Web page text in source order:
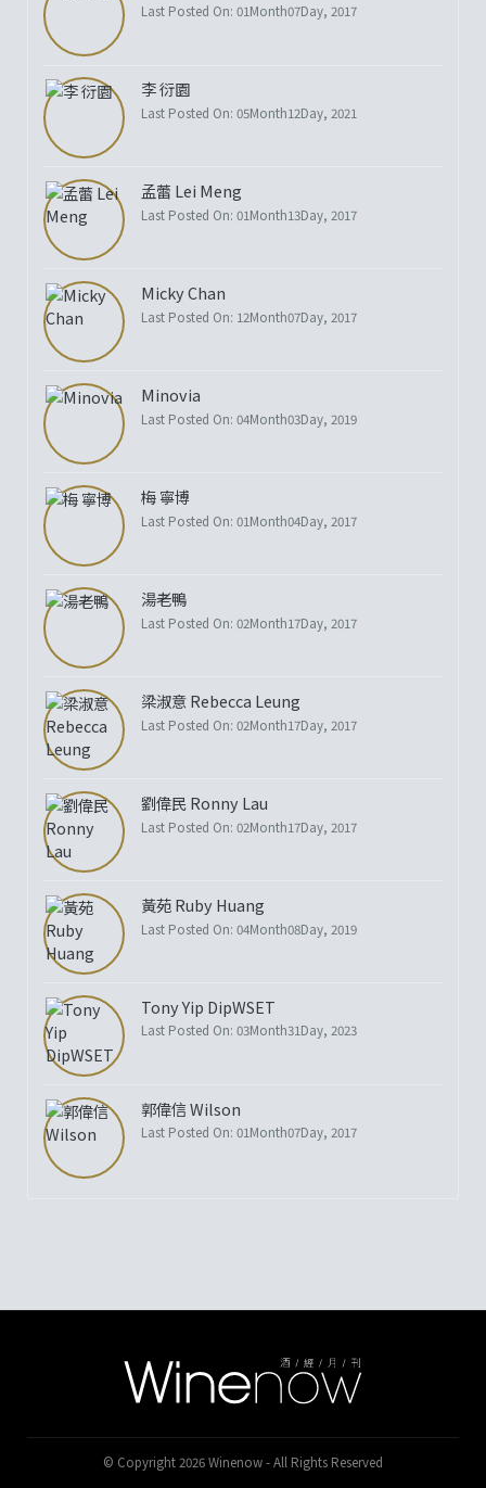
Last Posted On: 01Month07Day, 2017
李 衍園
Last Posted On: 05Month12Day, 2021
孟蕾 Lei Meng
Last Posted On: 01Month13Day, 2017
Micky Chan
Last Posted On: 12Month07Day, 2017
Minovia
Last Posted On: 04Month03Day, 2019
梅 寧博
Last Posted On: 01Month04Day, 2017
湯老鴨
Last Posted On: 02Month17Day, 2017
梁淑意 Rebecca Leung
Last Posted On: 02Month17Day, 2017
劉偉民 Ronny Lau
Last Posted On: 02Month17Day, 2017
黃苑 Ruby Huang
Last Posted On: 04Month08Day, 2019
Tony Yip DipWSET
Last Posted On: 03Month31Day, 2023
郭偉信 Wilson
Last Posted On: 01Month07Day, 2017
© Copyright 2026 Winenow - All Rights Reserved